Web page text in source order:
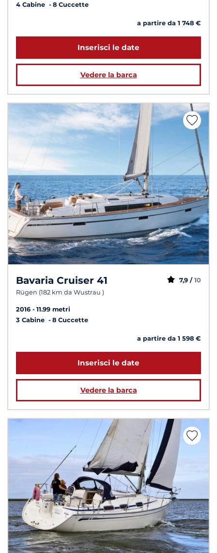
4 Cabine
8 Cuccette
a partire da 1 748 €
Inserisci le date
Vedere la barca
Bavaria Cruiser 41
Rügen (182 km da Wustrau )
7,9 / 10
2016
11.99 metri
3 Cabine
8 Cuccette
a partire da 1 598 €
Inserisci le date
Vedere la barca